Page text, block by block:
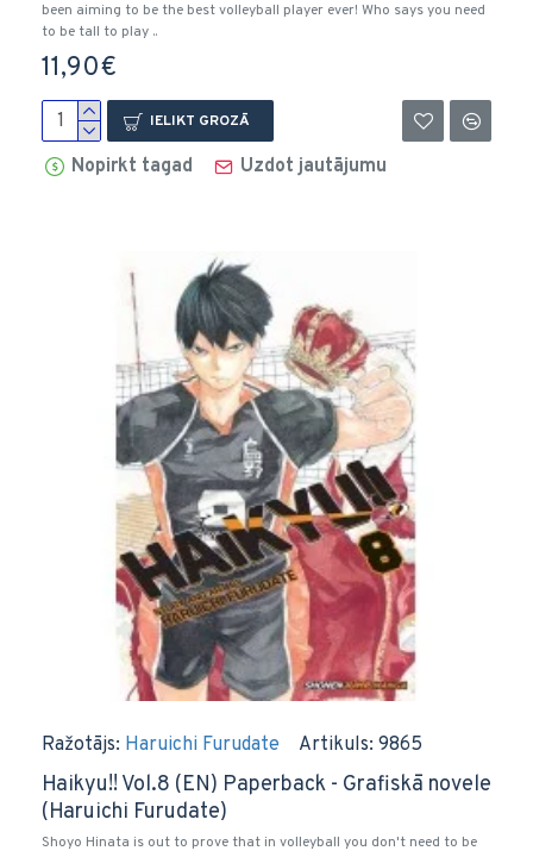
been aiming to be the best volleyball player ever! Who says you need
to be tall to play ..
11,90€
IELIKT GROZĀ
Nopirkt tagad Uzdot jautājumu
Ražotājs: Haruichi Furudate Artikuls: 9865
Haikyu!! Vol.8 (EN) Paperback - Grafiskā novele
(Haruichi Furudate)
Shoyo Hinata is out to prove that in volleyball you don't need to be